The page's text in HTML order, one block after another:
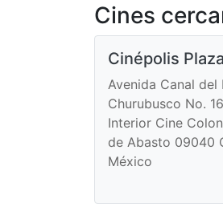
Cines
Cinépolis
Avenida Canal del
Churubusco No.
Interior Cine
de Abasto 09040
México